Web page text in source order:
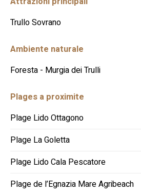
Trullo Sovrano
Ambiente naturale
Foresta - Murgia dei Trulli
Plages a proximite
Plage Lido Ottagono
Plage La Goletta
Plage Lido Cala Pescatore
Plage de l’Egnazia Mare Agribeach